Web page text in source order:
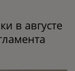
в августе